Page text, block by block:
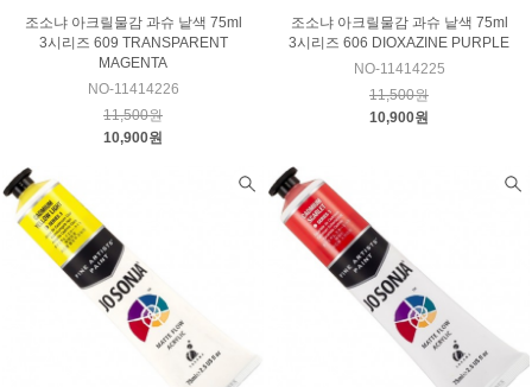
조소냐 아크릴물감 과슈 낱색 75ml
3시리즈 609 TRANSPARENT
MAGENTA
NO-11414226
11,500원
10,900원
조소냐 아크릴물감 과슈 낱색 75ml
3시리즈 606 DIOXAZINE PURPLE
NO-11414225
11,500원
10,900원